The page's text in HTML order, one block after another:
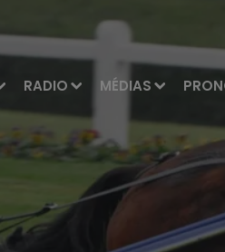
RADIO MÉDIAS